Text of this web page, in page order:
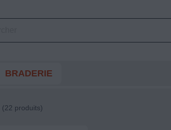
BRADERIE
(22 produits)